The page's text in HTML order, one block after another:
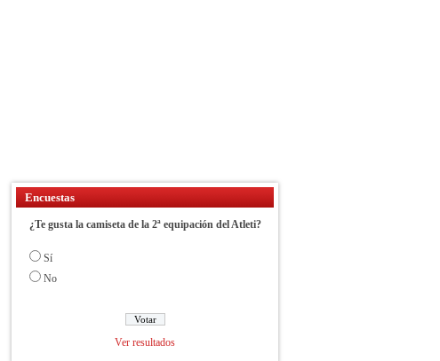
Encuestas
¿Te gusta la camiseta de la 2ª equipación del Atleti?
Sí
No
Ver resultados